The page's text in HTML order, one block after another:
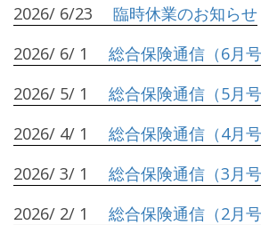
2026/ 6/23
臨時休業のお知らせ
2026/ 6/ 1
総合保険通信（6月号
2026/ 5/ 1
総合保険通信（5月号
2026/ 4/ 1
総合保険通信（4月号
2026/ 3/ 1
総合保険通信（3月号
2026/ 2/ 1
総合保険通信（2月号